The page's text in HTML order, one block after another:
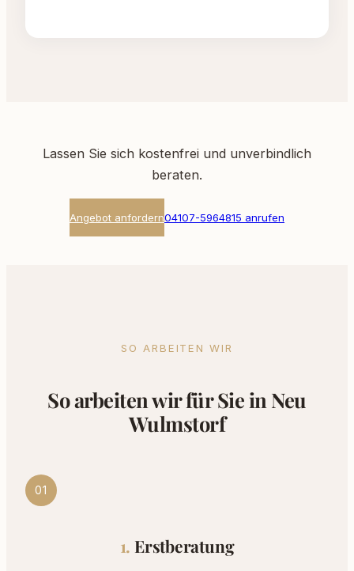
Lassen Sie sich kostenfrei und unverbindlich
beraten.
Angebot anfordern04107-5964815 anrufen
SO ARBEITEN WIR
So arbeiten wir für Sie in Neu
Wulmstorf
01
Erstberatung